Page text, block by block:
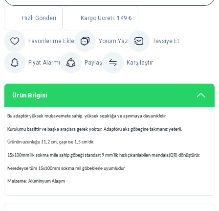
Hızlı Gönderi Kargo Ücreti: 149 ₺
Yorum Yaz Tavsiye Et
Fiyat Alarmı Paylaş Karşılaştır
Ürün Bilgisi
Bu adaptör yüksek mukavemete sahip, yüksek sıcaklığa ve aşınmaya dayanıklıdır.
Kurulumu basittir ve başka araçlara gerek yoktur. Adaptörü aks göbeğine takmanız yeterli.
Ürünün uzunluğu 11,2 cm, çapı ise 1,5 cm'dir.
15x100mm'lik sokma mile sahip göbeği standart 9 mm'lik hızlı çıkarılabilen mandala(QR) dönüştürür.
Neredeyse tüm 15x100mm sokma mil göbeklerle uyumludur
Malzeme: Alüminyum Alaşım